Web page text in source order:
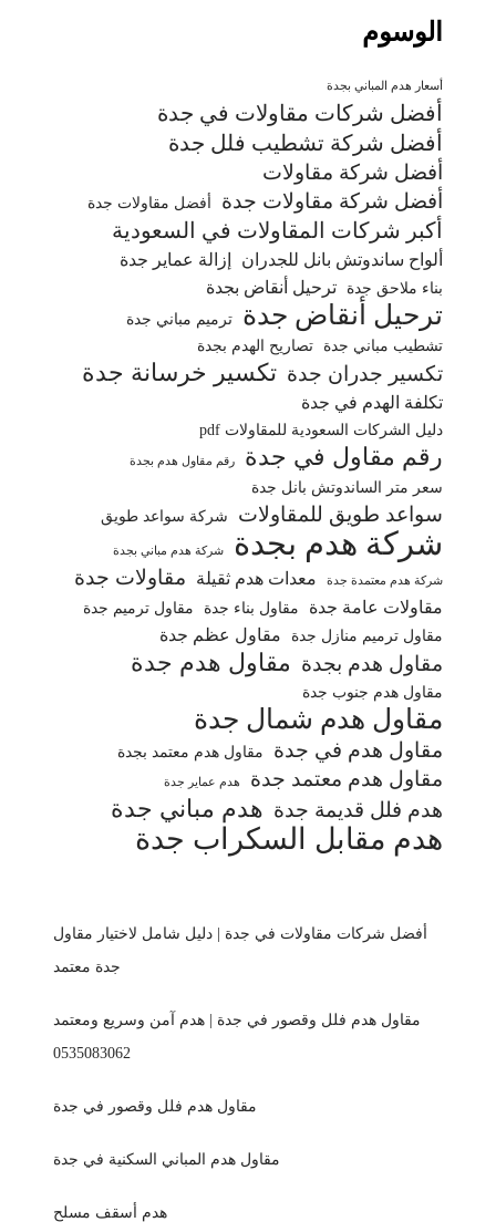
الوسوم
أسعار هدم المباني بجدة
أفضل شركات مقاولات في جدة
أفضل شركة تشطيب فلل جدة
أفضل شركة مقاولات
أفضل شركة مقاولات جدة
أفضل مقاولات جدة
أكبر شركات المقاولات في السعودية
ألواح ساندوتش بانل للجدران إزالة عماير جدة
بناء ملاحق جدة ترحيل أنقاض بجدة
ترحيل أنقاض جدة
ترميم مباني جدة
تشطيب مباني جدة
تصاريح الهدم بجدة
تكسير جدران جدة تكسير خرسانة جدة
تكلفة الهدم في جدة
دليل الشركات السعودية للمقاولات pdf
رقم مقاول في جدة رقم مقاول هدم بجدة
سعر متر الساندوتش بانل جدة
سواعد طويق للمقاولات شركة سواعد طويق
شركة هدم بجدة شركة هدم مباني بجدة
شركة هدم معتمدة جدة معدات هدم ثقيلة مقاولات جدة
مقاولات عامة جدة مقاول بناء جدة
مقاول ترميم جدة
مقاول ترميم منازل جدة
مقاول عظم جدة
مقاول هدم بجدة مقاول هدم جدة
مقاول هدم جنوب جدة
مقاول هدم شمال جدة
مقاول هدم في جدة مقاول هدم معتمد بجدة
مقاول هدم معتمد جدة هدم عماير جدة
هدم فلل قديمة جدة هدم مباني جدة
هدم مقابل السكراب جدة
أفضل شركات مقاولات في جدة | دليل شامل لاختيار مقاول
جدة معتمد
مقاول هدم فلل وقصور في جدة | هدم آمن وسريع ومعتمد
0535083062
مقاول هدم فلل وقصور في جدة
مقاول هدم المباني السكنية في جدة
هدم أسقف مسلح